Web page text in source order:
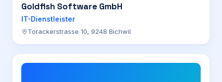
Goldfish Software GmbH
IT-Dienstleister
Torackerstrasse 10, 9248 Bichwil